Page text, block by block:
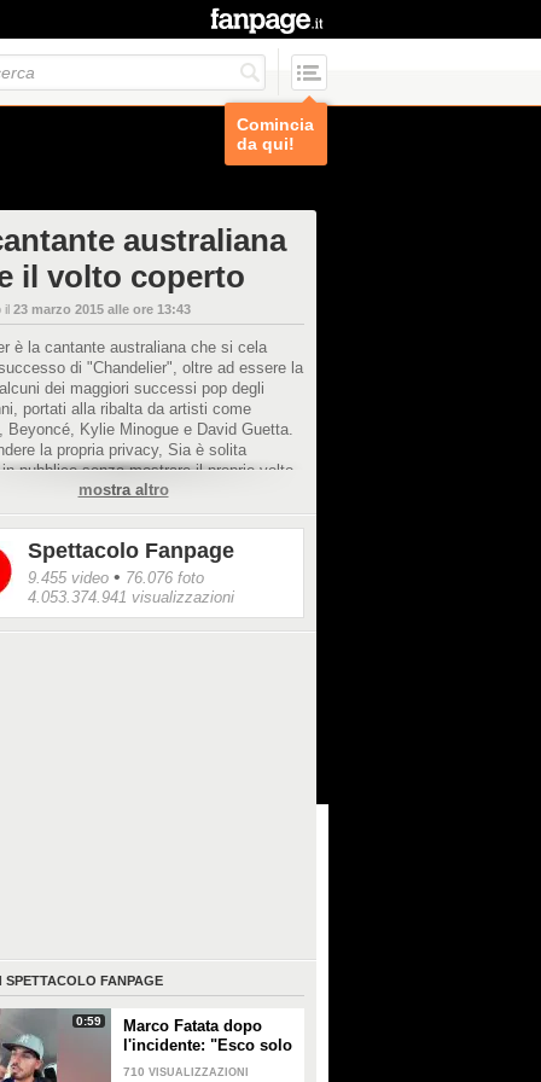
Comincia
da qui!
australiana
il volto coperto
il 23 marzo 2015 alle ore 13:43
è la cantante australiana che si cela
di "Chandelier", oltre ad essere la
dei maggiori successi pop degli
portati alla ribalta da artisti come
Beyoncé, Kylie Minogue e David Guetta.
la propria privacy, Sia è solita
in pubblico senza mostrare il proprio volto,
spesso, da una parrucca bionda.
mostra altro
Spettacolo Fanpage
9.455 video • 76.076 foto
4.053.374.941 visualizzazioni
SPETTACOLO FANPAGE
0:59
Marco Fatata dopo
l'incidente: "Esco solo
di sera, i primi tempi
710 VISUALIZZAZIONI